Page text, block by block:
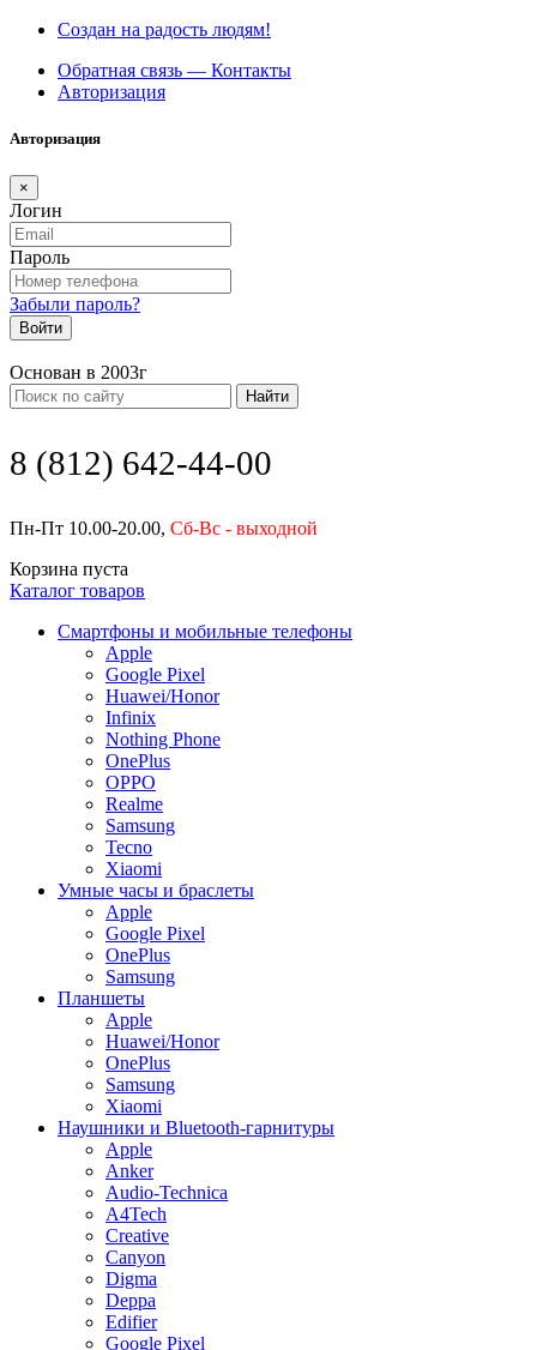
Создан на радость людям!
Обратная связь — Контакты
Авторизация
Авторизация
×
Логин
Пароль
Забыли пароль?
Войти
Основан в 2003г
Найти
8 (812) 642-44-00
Пн-Пт 10.00-20.00, Сб-Вс - выходной
Корзина пуста
Каталог товаров
Смартфоны и мобильные телефоны
Apple
Google Pixel
Huawei/Honor
Infinix
Nothing Phone
OnePlus
OPPO
Realme
Samsung
Tecno
Xiaomi
Умные часы и браслеты
Apple
Google Pixel
OnePlus
Samsung
Планшеты
Apple
Huawei/Honor
OnePlus
Samsung
Xiaomi
Наушники и Bluetooth-гарнитуры
Apple
Anker
Audio-Technica
A4Tech
Creative
Canyon
Digma
Deppa
Edifier
Google Pixel